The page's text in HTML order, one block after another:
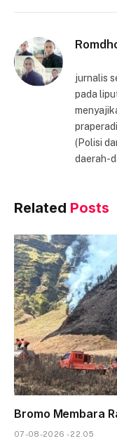
jurnalis
pada
(Polisi
daerah-
Related Posts
Bromo Membara
07-08-2026 - 22.05